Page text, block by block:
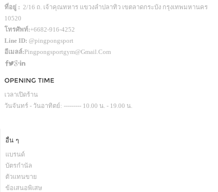
ที่อยู่ : 2/16 ถ. เจ้าคุณทหาร แขวงลำปลาทิว เขตลาดกระบัง กรุงเทพมหานคร
10520
โทรศัพท์:+6682-916-4252
Line ID: @pingpongsport
อีเมลล์:Pingpongsportgym@gmail.com
OPENING TIME
เวลาเปิดร้าน
วันจันทร์ - วันอาทิตย์: --------- 10.00 น. - 19.00 น.
อื่น ๆ
แบรนด์
บัตรกำนัล
ตัวแทนขาย
ข้อเสนอพิเสษ